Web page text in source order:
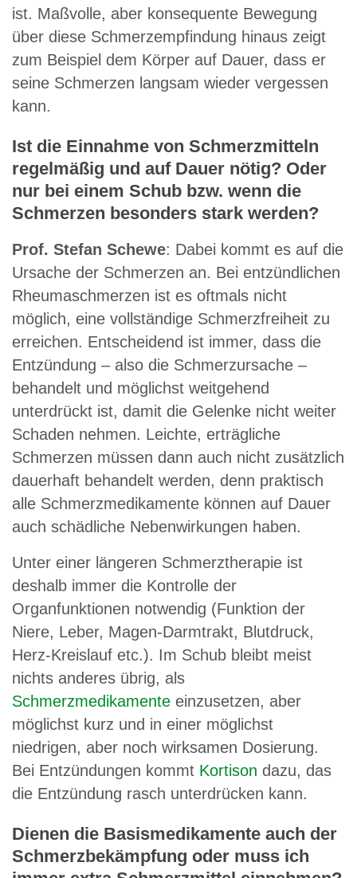
ist. Maßvolle, aber konsequente Bewegung
über diese Schmerzempfindung hinaus zeigt
zum Beispiel dem Körper auf Dauer, dass er
seine Schmerzen langsam wieder vergessen
kann.
Ist die Einnahme von Schmerzmitteln
regelmäßig und auf Dauer nötig? Oder
nur bei einem Schub bzw. wenn die
Schmerzen besonders stark werden?
Prof. Stefan Schewe: Dabei kommt es auf die
Ursache der Schmerzen an. Bei entzündlichen
Rheumaschmerzen ist es oftmals nicht
möglich, eine vollständige Schmerzfreiheit zu
erreichen. Entscheidend ist immer, dass die
Entzündung – also die Schmerzursache –
behandelt und möglichst weitgehend
unterdrückt ist, damit die Gelenke nicht weiter
Schaden nehmen. Leichte, erträgliche
Schmerzen müssen dann auch nicht zusätzlich
dauerhaft behandelt werden, denn praktisch
alle Schmerzmedikamente können auf Dauer
auch schädliche Nebenwirkungen haben.
Unter einer längeren Schmerztherapie ist
deshalb immer die Kontrolle der
Organfunktionen notwendig (Funktion der
Niere, Leber, Magen-Darmtrakt, Blutdruck,
Herz-Kreislauf etc.). Im Schub bleibt meist
nichts anderes übrig, als
Schmerzmedikamente einzusetzen, aber
möglichst kurz und in einer möglichst
niedrigen, aber noch wirksamen Dosierung.
Bei Entzündungen kommt Kortison dazu, das
die Entzündung rasch unterdrücken kann.
Dienen die Basismedikamente auch der
Schmerzbekämpfung oder muss ich